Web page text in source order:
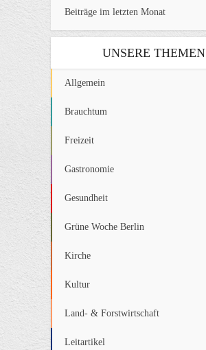
Beiträge im letzten Monat
UNSERE THEMEN
Allgemein
Brauchtum
Freizeit
Gastronomie
Gesundheit
Grüne Woche Berlin
Kirche
Kultur
Land- & Forstwirtschaft
Leitartikel